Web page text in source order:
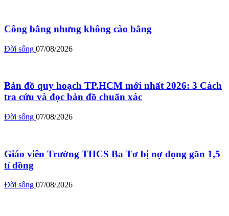
Công bằng nhưng không cào bằng
Đời sống 07/08/2026
Bản đồ quy hoạch TP.HCM mới nhất 2026: 3 Cách
tra cứu và đọc bản đồ chuẩn xác
Đời sống 07/08/2026
Giáo viên Trường THCS Ba Tơ bị nợ đọng gần 1,5
tỉ đồng
Đời sống 07/08/2026